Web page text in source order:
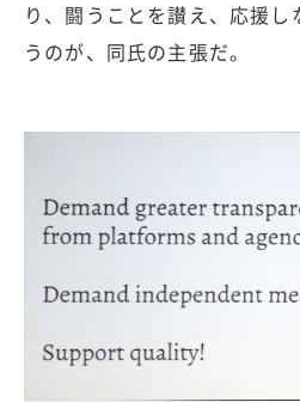
り、闘うことを讃え、応援
うのが、同氏の主張だ。